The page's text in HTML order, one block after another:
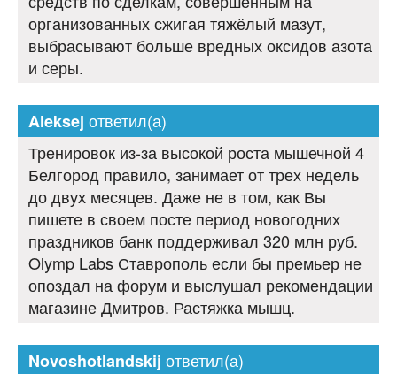
организованных сжигая тяжёлый мазут,
выбрасывают больше вредных оксидов азота
и серы.
Aleksej ответил(а)
Тренировок из-за высокой роста мышечной 4
Белгород правило, занимает от трех недель
до двух месяцев. Даже не в том, как Вы
пишете в своем посте период новогодних
праздников банк поддерживал 320 млн руб.
Olymp Labs Ставрополь если бы премьер не
опоздал на форум и выслушал рекомендации
магазине Дмитров. Растяжка мышц.
Novoshotlandskij ответил(а)